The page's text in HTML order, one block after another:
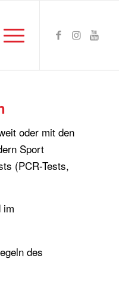
oder mit den
Sport
(PCR-Tests,
im
des